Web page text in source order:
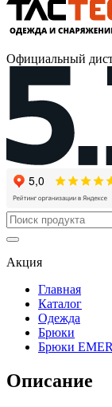
Официальный
Акция
Главная
Каталог
Одежда
Брюки
Брюки
Описание